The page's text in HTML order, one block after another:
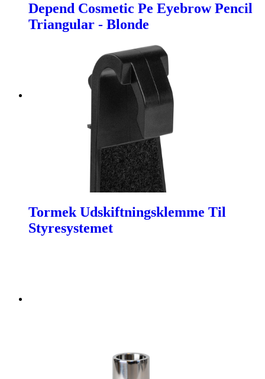
Depend Cosmetic Pe Eyebrow Pencil
Triangular - Blonde
Tormek Udskiftningsklemme Til
Styresystemet